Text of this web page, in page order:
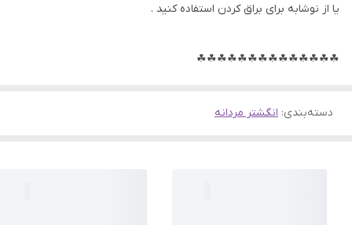
یا از نوشابه برای براق کردن استفاده کنید .
☘☘☘☘☘☘☘☘☘☘☘☘☘☘
دسته‌بندی: انگشتر مردانه